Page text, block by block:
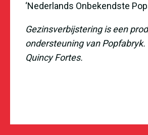
‘Nederlands Onbekendste
Gezinsverbijstering is een
ondersteuning van Popfabryk.
Quincy Fortes.